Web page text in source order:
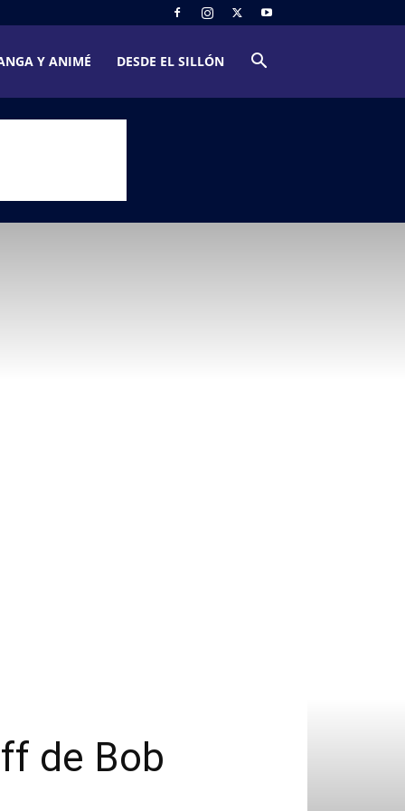
Y ANIMÉ DESDE EL SILLÓN
de Bob